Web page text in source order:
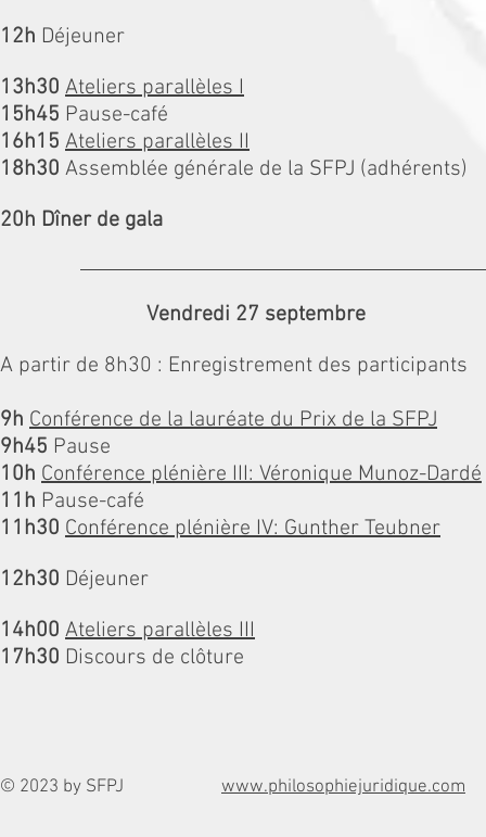
12h Déjeuner
13h30 Ateliers parallèles I
15h45 Pause-café
16h15 Ateliers parallèles II
18h30 Assemblée générale de la SFPJ (adhérents)
20h Dîner de gala
Vendredi 27 septembre
A partir de 8h30 : Enregistrement des participants
9h Conférence de la lauréate du Prix de la SFPJ
9h45 Pause
10h Conférence plénière III: Véronique Munoz-Dardé
11h Pause-café
11h30 Conférence plénière IV: Gunther Teubner
12h30 Déjeuner
14h00 Ateliers parallèles III
17h30 Discours de clôture
© 2023 by SFPJ www.philosophiejuridique.com